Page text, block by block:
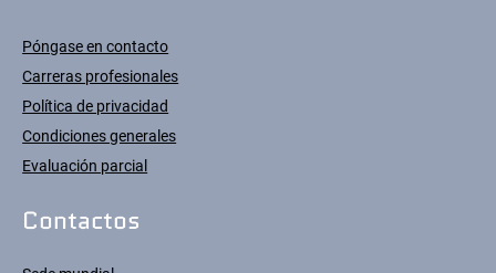
Póngase en contacto
Carreras profesionales
Política de privacidad
Condiciones generales
Evaluación parcial
Contactos